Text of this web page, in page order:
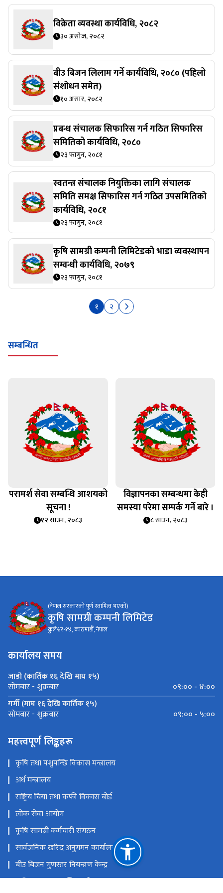
विक्रेता व्यवस्था कार्यविधि, २०८२
३० असोज, २०८२
बीउ बिजन लिलाम गर्ने कार्यविधि, २०८० (पहिलो
संशोधन समेत)
१० असार, २०८२
प्रबन्ध संचालक सिफारिस गर्न गठित सिफारिस
समितिको कार्यविधि, २०८०
२३ फागुन, २०८१
स्वतन्त्र संचालक नियुक्तिका लागि संचालक
समिति समक्ष सिफारिस गर्न गठित उपसमितिको
कार्यविधि, २०८१
२३ फागुन, २०८१
कृषि सामग्री कम्पनी लिमिटेडको भाडा व्यवस्थापन
सम्वन्धी कार्यविधि, २०७९
२३ फागुन, २०८१
१ २
सम्बन्धित
परामर्श सेवा सम्बन्धि आशयको
सूचना !
१२ साउन, २०८३
विज्ञापनका सम्बन्धमा केही
समस्या परेमा सम्पर्क गर्ने बारे ।
८ साउन, २०८३
(नेपाल सरकारको पूर्ण स्वामित्व भएको)
कृषि सामग्री कम्पनी लिमिटेड
कुलेश्वर-१४, काठमाडौं, नेपाल
कार्यालय समय
जाडो (कार्तिक १६ देखि माघ १५)
सोमबार - शुक्रबार
०९:०० - ४:००
गर्मी (माघ १६ देखि कार्तिक १५)
सोमबार - शुक्रबार ०९:०० - ५:००
महत्त्वपूर्ण लिङ्कहरू
कृषि तथा पशुपन्छि विकास मन्त्रालय
अर्थ मन्त्रालय
राष्ट्रिय चिया तथा कफी विकास बोर्ड
लोक सेवा आयोग
कृषि सामग्री कर्मचारी संगठन
सार्वजनिक खरिद अनुगमन कार्यालय
बीउ बिजन गुणस्तर नियन्त्रण केन्द्र
कृषि सूचना तथा प्रशिक्षण केन्द्र